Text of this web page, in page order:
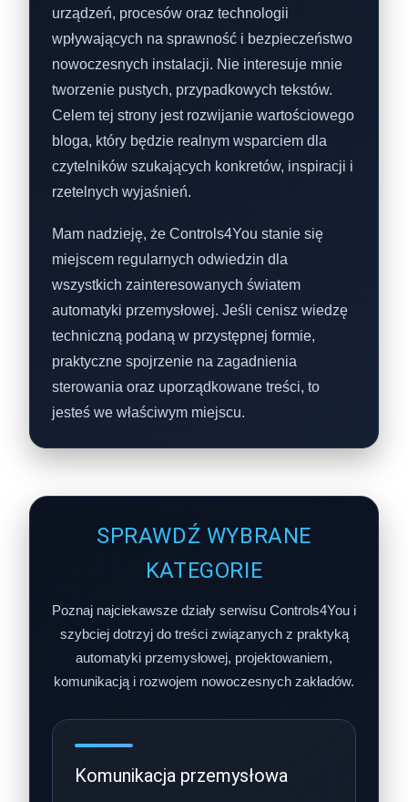
urządzeń, procesów oraz technologii
wpływających na sprawność i bezpieczeństwo
nowoczesnych instalacji. Nie interesuje mnie
tworzenie pustych, przypadkowych tekstów.
Celem tej strony jest rozwijanie wartościowego
bloga, który będzie realnym wsparciem dla
czytelników szukających konkretów, inspiracji i
rzetelnych wyjaśnień.
Mam nadzieję, że Controls4You stanie się
miejscem regularnych odwiedzin dla
wszystkich zainteresowanych światem
automatyki przemysłowej. Jeśli cenisz wiedzę
techniczną podaną w przystępnej formie,
praktyczne spojrzenie na zagadnienia
sterowania oraz uporządkowane treści, to
jesteś we właściwym miejscu.
SPRAWDŹ WYBRANE
KATEGORIE
Poznaj najciekawsze działy serwisu Controls4You i
szybciej dotrzyj do treści związanych z praktyką
automatyki przemysłowej, projektowaniem,
komunikacją i rozwojem nowoczesnych zakładów.
Komunikacja przemysłowa